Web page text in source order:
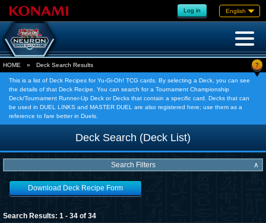
Log in English
HOME » Deck Search Results ?
This is a list of Deck Recipes for Yu-Gi-Oh! TCG cards. By selecting a Deck, you can see
the details of that Deck Recipe. You can search for a Tournament Championship
Deck/Tournament Runner-Up Deck or Decks that contain a specific card. Decks that can
be used in DUEL LINKS and MASTER DUEL are also registered here; use them as a
reference to fare better in Duels.
Deck Search (Deck List)
Search Filters ∧
Download Deck Recipe Form
Search Results: 1 - 34 of 34